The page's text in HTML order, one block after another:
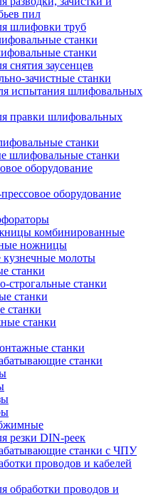
пил
шлифовки труб
станки
станки
снятия заусенцев
зачистные станки
испытания шлифовальных
правки шлифовальных
станки
шлифовальные станки
оборудование
оборудование
комбинированные
ножницы
молоты
станки
строгальные станки
станки
станки
станки
станки
станки
резки DIN-реек
станки с ЧПУ
проводов и кабелей
обработки проводов и